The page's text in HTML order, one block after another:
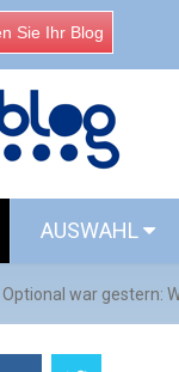
Sie Ihr Blog
AUSWAHL
Optional war gestern: